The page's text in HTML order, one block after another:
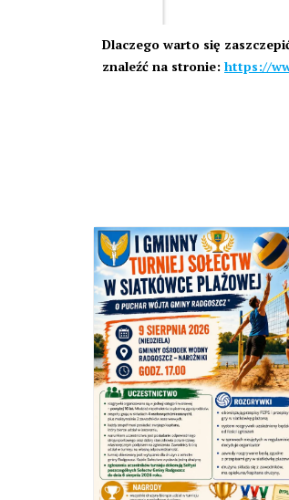
Dlaczego warto się
znaleźć na stronie: https://